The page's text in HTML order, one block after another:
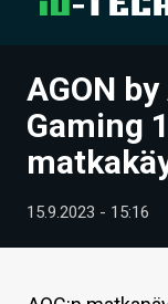
UUTISET
ARTIKKELIT
VIDEOT
TECHBBS
TIETOA
AGON
Gaming
15.9.2023 - 15:16